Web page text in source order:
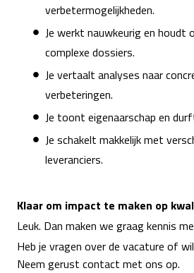
verbetermogelijkheden.
Je werkt nauwkeurig en houdt
complexe dossiers.
Je vertaalt analyses naar
verbeteringen.
Je toont eigenaarschap en
Je schakelt makkelijk met
leveranciers.
Klaar om impact te maken op
Leuk. Dan maken we graag kennis
Heb je vragen over de vacature of
Neem gerust contact met ons op.